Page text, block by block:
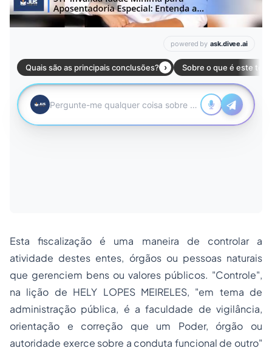
Esta fiscalização é uma maneira de controlar a
atividade destes entes, órgãos ou pessoas naturais
que gerenciem bens ou valores públicos. "Controle",
na lição de HELY LOPES MEIRELES, "em tema de
administração pública, é a faculdade de vigilância,
orientação e correção que um Poder, órgão ou
autoridade exerce sobre a conduta funcional de outro"